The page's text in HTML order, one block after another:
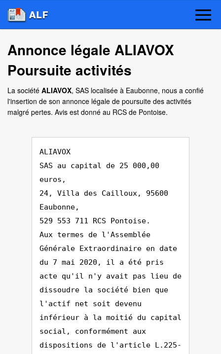
Annonce légale ALIAVOX
Poursuite activités
La société ALIAVOX, SAS localisée à Eaubonne, nous a confié
l'insertion de son annonce légale de poursuite des activités
malgré pertes. Avis est donné au RCS de Pontoise.
ALIAVOX
SAS au capital de 25 000,00
euros,
24, Villa des Cailloux, 95600
Eaubonne,
529 553 711 RCS Pontoise.
Aux termes de l'Assemblée
Générale Extraordinaire en date
du 7 mai 2020, il a été pris
acte qu'il n'y avait pas lieu de
dissoudre la société bien que
l'actif net soit devenu
inférieur à la moitié du capital
social, conformément aux
dispositions de l'article L.225-